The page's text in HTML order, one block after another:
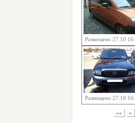
Размещено 27.10
Размещено 27.10
«« «